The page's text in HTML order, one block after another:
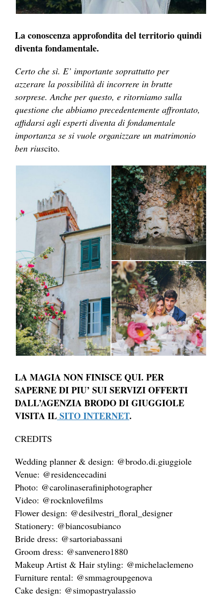
La conoscenza approfondita del territorio quindi
diventa fondamentale.
Certo che sì. E’ importante soprattutto per
azzerare la possibilità di incorrere in brutte
sorprese. Anche per questo, e ritorniamo sulla
questione che abbiamo precedentemente affrontato,
affidarsi agli esperti diventa di fondamentale
importanza se si vuole organizzare un matrimonio
ben riuscito.
LA MAGIA NON FINISCE QUI. PER
SAPERNE DI PIU’ SUI SERVIZI OFFERTI
DALL’AGENZIA BRODO DI GIUGGIOLE
VISITA ILSITO INTERNET.
CREDITS
Wedding planner & design: @brodo.di.giuggiole
Venue: @residencecadini
Photo: @carolinaserafiniphotographer
Video: @rocknlovefilms
Flower design: @desilvestri_floral_designer
Stationery: @biancosubianco
Bride dress: @sartoriabassani
Groom dress: @sanvenero1880
Makeup Artist & Hair styling: @michelaclemeno
Furniture rental: @smmagroupgenova
Cake design: @simopastryalassio